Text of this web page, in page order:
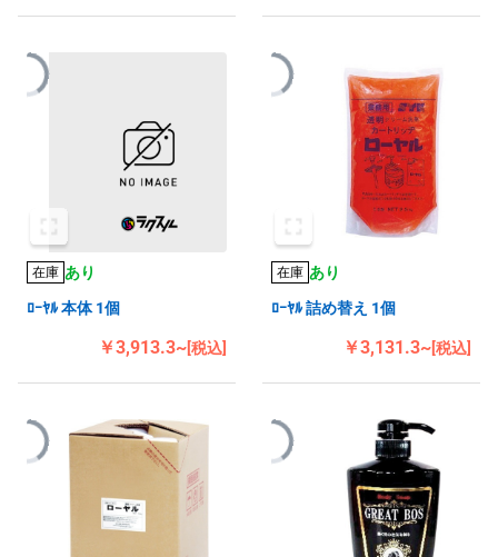
在庫 あり
ﾛｰﾔﾙ 本体 1個
￥3,913.3~[税込]
在庫 あり
ﾛｰﾔﾙ 詰め替え 1個
￥3,131.3~[税込]